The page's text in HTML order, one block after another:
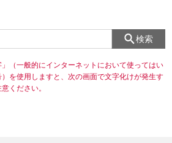
検索
（一般的にインターネットにおいて使ってはい
を使用しますと、次の画面で文字化けが発生す
ください。